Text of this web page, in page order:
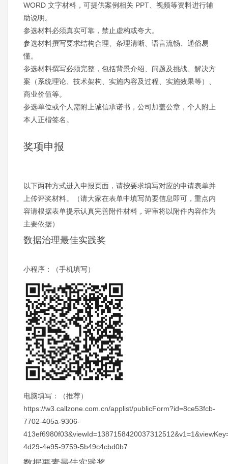
WORD 文字材料，可提供案例相关 PPT、视频等资料进行辅
助说明。
参选材料必须真实可靠，禁止虚构或夸大。
参选材料撰写要求结构合理、条理清晰、语言流畅、通俗易
懂。
参选材料撰写必须完整，包括背景介绍、问题及挑战、解决方
案（系统理论、技术架构、实施内容及过程、实施效果等）、
商业价值等。
参选单位或个人需附上诚信承诺书，公司加盖公章，个人附上
本人正楷签名。
奖项申报
以下两种方式进入申报页面，请按要求填写对应的申请表单并
上传评奖材料。（请大家在表单中填写简要信息即可，重点内
容请根据表单提示认真完善附件材料，评审将以附件内容作为
主要依据）
数据治理最佳实践奖
小程序：（手机填写）
电脑填写：（推荐）
https://w3.callzone.com.cn/applist/publicForm?id=8ce53fcb-
7702-405a-9306-
4d29-4e95-9759-5b49c4cbd0b7